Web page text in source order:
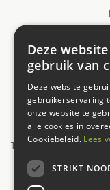
Toon alle
Deze
gebruik van
Deze website
gebruikerservaring
onze website te
alle cookies in
Cookiebeleid. Lees
STRIKT